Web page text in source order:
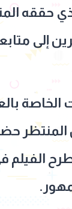
حققه
إلى
الخاصة
المنتظر